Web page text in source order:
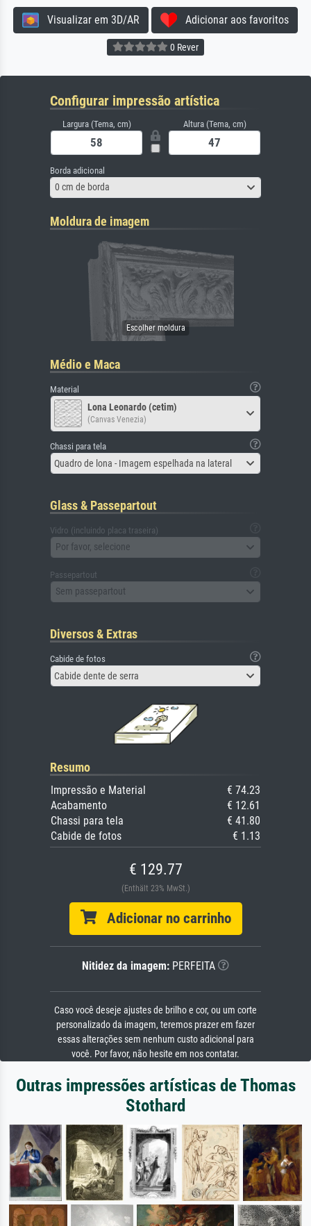
Visualizar em 3D/AR Adicionar aos favoritos
0 Rever
Configurar impressão artística
Largura (Tema, cm) Altura (Tema, cm)
Borda adicional
0 cm de borda
Moldura de imagem
Médio e Maca
Material
Lona Leonardo (cetim)
(Canvas Venezia)
Chassi para tela
Quadro de lona - Imagem espelhada na lateral
Glass & Passepartout
Vidro (incluindo placa traseira)
Por favor, selecione
Passepartout
Sem passepartout
Diversos & Extras
Cabide de fotos
Cabide dente de serra
Resumo
Impressão e Material
€ 74.23
Acabamento
€ 12.61
Chassi para tela
€ 41.80
Cabide de fotos
€ 1.13
€ 129.77
(Enthält 23% MwSt.)
Adicionar no carrinho
Nitidez da imagem: PERFEITA
Caso você deseje ajustes de brilho e cor, ou um corte
personalizado da imagem, teremos prazer em fazer
essas alterações sem nenhum custo adicional para
você. Por favor, não hesite em nos contatar.
Outras impressões artísticas de Thomas
Stothard